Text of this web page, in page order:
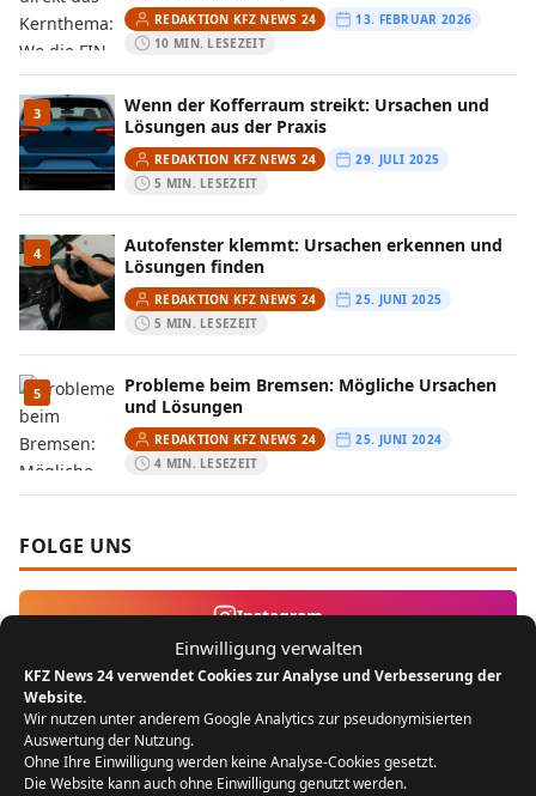
Einwilligung verwalten
KFZ News 24 verwendet Cookies zur Analyse und Verbesserung der
Website.
Wir nutzen unter anderem Google Analytics zur pseudonymisierten
Auswertung der Nutzung.
Ohne Ihre Einwilligung werden keine Analyse-Cookies gesetzt.
Die Website kann auch ohne Einwilligung genutzt werden.
REDAKTION KFZ NEWS 24
13. FEBRUAR 2026
10 MIN. LESEZEIT
3
Wenn der Kofferraum streikt: Ursachen und
Lösungen aus der Praxis
REDAKTION KFZ NEWS 24
29. JULI 2025
5 MIN. LESEZEIT
4
Autofenster klemmt: Ursachen erkennen und
Lösungen finden
REDAKTION KFZ NEWS 24
25. JUNI 2025
5 MIN. LESEZEIT
5
Probleme beim Bremsen: Mögliche Ursachen
und Lösungen
REDAKTION KFZ NEWS 24
25. JUNI 2024
4 MIN. LESEZEIT
FOLGE UNS
Instagram
MEIST GELESEN
1
Der Bikergruß: Ein Zeichen der
Zusammengehörigkeit unter Motorradfahrern